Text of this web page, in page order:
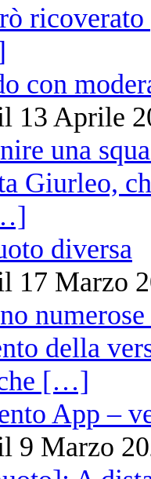
con
13 Aprile
diversa
17 Marzo
App –
9 Marzo